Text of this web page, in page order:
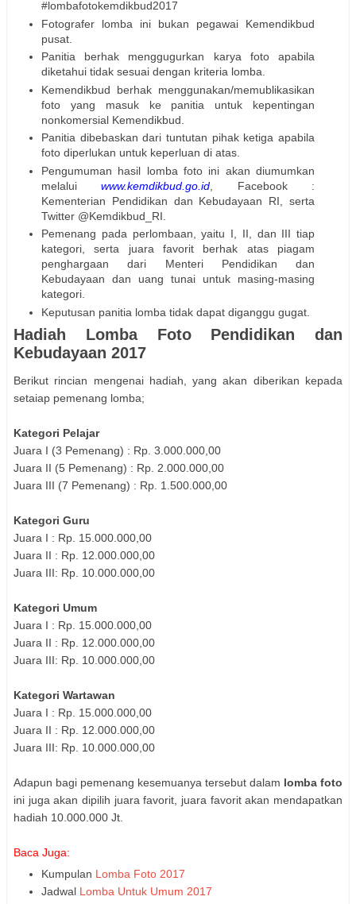
#lombafotokemdikbud2017
Fotografer lomba ini bukan pegawai Kemendikbud
pusat.
Panitia berhak menggugurkan karya foto apabila
diketahui tidak sesuai dengan kriteria lomba.
Kemendikbud berhak menggunakan/memublikasikan
foto yang masuk ke panitia untuk kepentingan
nonkomersial Kemendikbud.
Panitia dibebaskan dari tuntutan pihak ketiga apabila
foto diperlukan untuk keperluan di atas.
Pengumuman hasil lomba foto ini akan diumumkan
melaluiwww.kemdikbud.go.id , Facebook :
Kementerian Pendidikan dan Kebudayaan RI, serta
Twitter @Kemdikbud_RI.
Pemenang pada perlombaan, yaitu I, II, dan III tiap
kategori, serta juara favorit berhak atas piagam
penghargaan dari Menteri Pendidikan dan
Kebudayaan dan uang tunai untuk masing-masing
kategori.
Keputusan panitia lomba tidak dapat diganggu gugat.
Hadiah Lomba Foto Pendidikan dan
Kebudayaan 2017
Berikut rincian mengenai hadiah, yang akan diberikan kepada
setaiap pemenang lomba;
Kategori Pelajar
Juara I (3 Pemenang) : Rp. 3.000.000,00
Juara II (5 Pemenang) : Rp. 2.000.000,00
Juara III (7 Pemenang) : Rp. 1.500.000,00
Kategori Guru
Juara I : Rp. 15.000.000,00
Juara II : Rp. 12.000.000,00
Juara III: Rp. 10.000.000,00
Kategori Umum
Juara I : Rp. 15.000.000,00
Juara II : Rp. 12.000.000,00
Juara III: Rp. 10.000.000,00
Kategori Wartawan
Juara I : Rp. 15.000.000,00
Juara II : Rp. 12.000.000,00
Juara III: Rp. 10.000.000,00
Adapun bagi pemenang kesemuanya tersebut dalam lomba foto
ini juga akan dipilih juara favorit, juara favorit akan mendapatkan
hadiah 10.000.000 Jt.
Baca Juga:
Kumpulan Lomba Foto 2017
Jadwal Lomba Untuk Umum 2017